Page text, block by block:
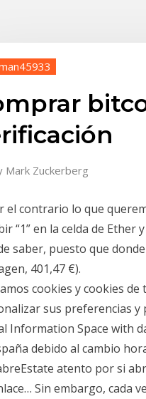
Mark Zuckerberg
el contrario lo que
“1” en la celda de Ether
saber, puesto que
401,47 €).
cookies y cookies
sus preferencias
Information Space with
debido al cambio
atento por si
Sin embargo, cada